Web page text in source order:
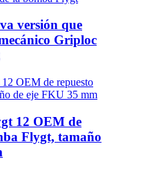
versión que
Griploc
12 OEM de
Flygt, tamaño